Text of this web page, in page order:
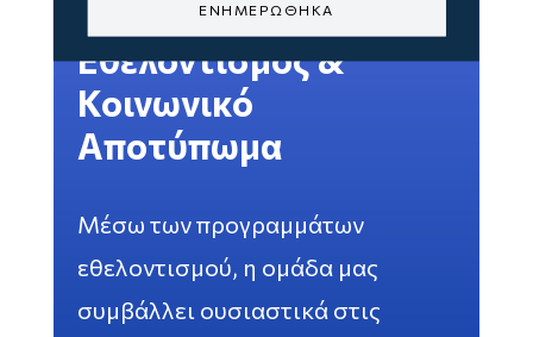
Εθελοντισμός &
Κοινωνικό
Αποτύπωμα
Μέσω των προγραμμάτων
εθελοντισμού, η ομάδα μας
συμβάλλει ουσιαστικά στις
ΕΝΗΜΕΡΩΘΗΚΑ